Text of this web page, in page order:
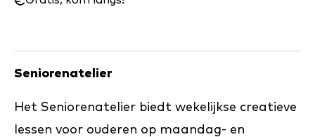
Seniorenatelier
Het Seniorenatelier biedt wekelijkse creatieve
lessen voor ouderen op maandag- en